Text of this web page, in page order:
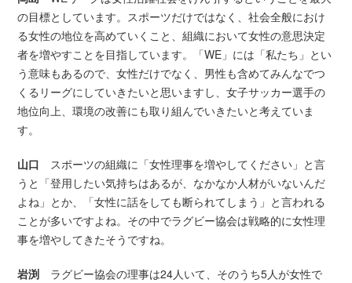
の目標としています。スポーツだけではなく、社会全般におけ
る女性の地位を高めていくこと、組織において女性の意思決定
者を増やすことを目指しています。「WE」には「私たち」とい
う意味もあるので、女性だけでなく、男性も含めてみんなでつ
くるリーグにしていきたいと思いますし、女子サッカー選手の
地位向上、環境の改善にも取り組んでいきたいと考えていま
す。
山口 スポーツの組織に「女性理事を増やしてください」と言
うと「登用したい気持ちはあるが、なかなか人材がいないんだ
よね」とか、「女性に話をしても断られてしまう」と言われる
ことが多いですよね。その中でラグビー協会は戦略的に女性理
事を増やしてきたそうですね。
岩渕 ラグビー協会の理事は24人いて、そのうち5人が女性で